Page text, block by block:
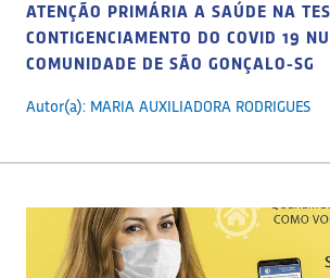
ATENÇÃO PRIMÁRIA A SAÚDE NA
CONTIGENCIAMENTO DO COVID 19
COMUNIDADE DE SÃO GONÇALO-SG
Autor(a): MARIA AUXILIADORA RODRIGUES